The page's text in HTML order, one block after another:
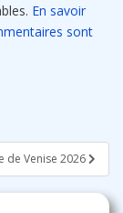
En savoir
sont
de Venise 2026